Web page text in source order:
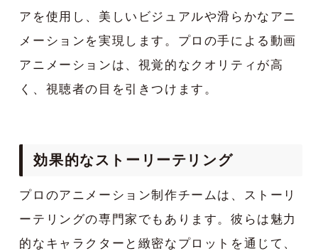
アを使用し、美しいビジュアルや滑らかなアニ
メーションを実現します。プロの手による動画
アニメーションは、視覚的なクオリティが高
く、視聴者の目を引きつけます。
効果的なストーリーテリング
プロのアニメーション制作チームは、ストーリ
ーテリングの専門家でもあります。彼らは魅力
的なキャラクターと緻密なプロットを通じて、